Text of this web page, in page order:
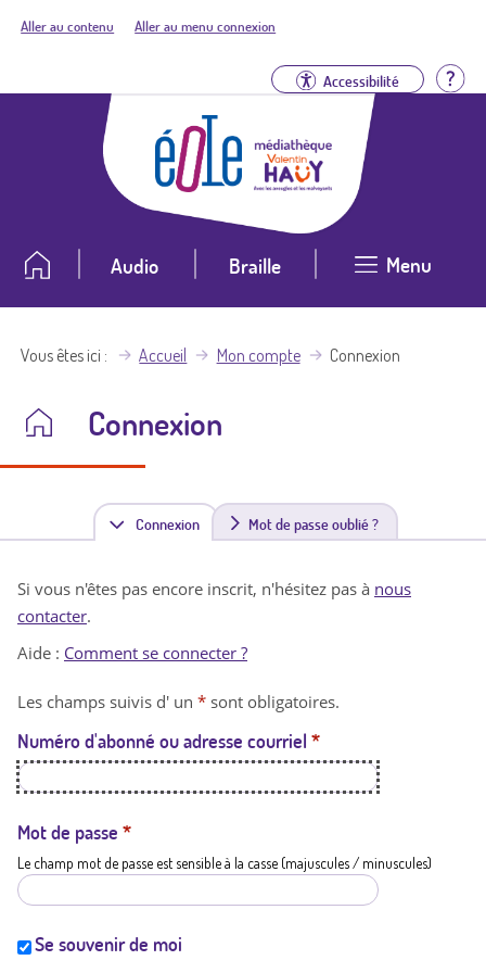
Aller au contenu Aller au menu connexion
Accessibilité
Audio Braille Menu
Vous êtes ici Accueil Mon compte Connexion
Connexion
Connexion(
n
t
a
t
i
Mot de passe oublié ?
Si vous n'êtes pas encore inscrit, n'hésitez pas à nous
contacter.
Aide : Comment se connecter ?
Les champs suivis d' un * sont obligatoires.
Numéro d'abonné ou adresse courriel *
Mot de passe *
Le champ mot de passe est sensible à la casse (majuscules / minuscules)
Se souvenir de moi